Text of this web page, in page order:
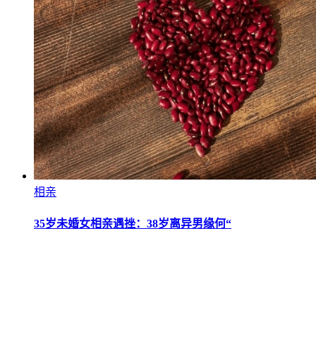
相亲
35岁未婚女相亲遇挫：38岁离异男缘何“